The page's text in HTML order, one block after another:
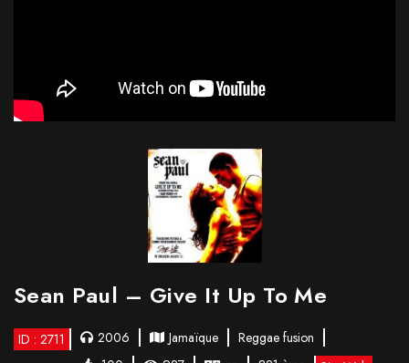
Sean Paul – Give It Up To Me
ID : 2711 2006 Jamaïque
Reggae fusion